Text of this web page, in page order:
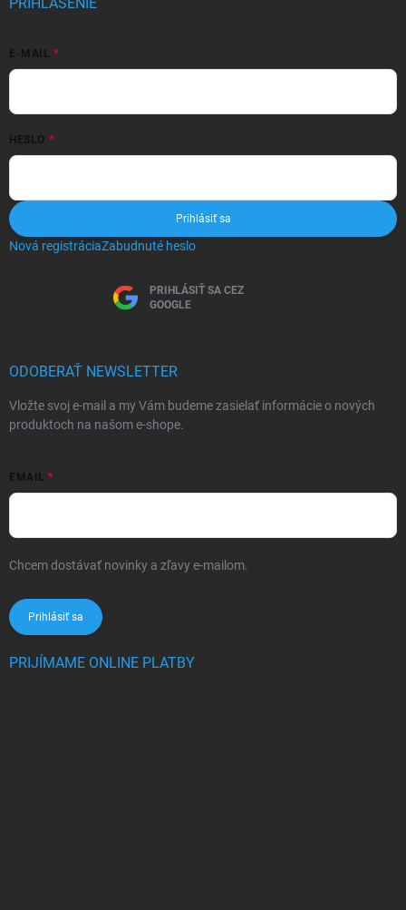
PRIHLÁSENIE
E-MAIL
HESLO
Prihlásiť sa
Nová registráciaZabudnuté heslo
PRIHLÁSIŤ SA CEZ
GOOGLE
ODOBERAŤ NEWSLETTER
Vložte svoj e-mail a my Vám budeme zasielať informácie o nových
produktoch na našom e-shope.
EMAIL
Chcem dostávať novinky a zľavy e-mailom.
Prihlásiť sa
PRIJÍMAME ONLINE PLATBY